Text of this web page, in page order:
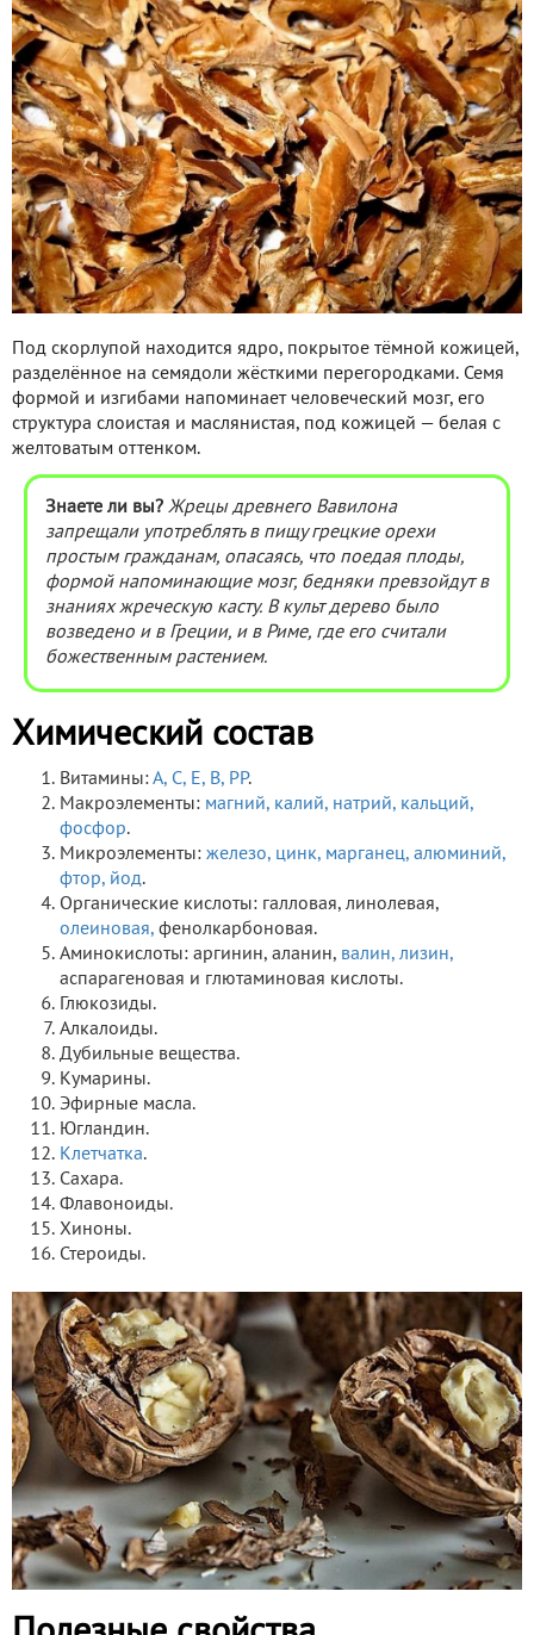
Под скорлупой находится ядро, покрытое тёмной кожицей,
разделённое на семядоли жёсткими перегородками. Семя
формой и изгибами напоминает человеческий мозг, его
структура слоистая и маслянистая, под кожицей — белая с
желтоватым оттенком.
Знаете ли вы? Жрецы древнего Вавилона
запрещали употреблять в пищу грецкие орехи
простым гражданам, опасаясь, что поедая плоды,
формой напоминающие мозг, бедняки превзойдут в
знаниях жреческую касту. В культ дерево было
возведено и в Греции, и в Риме, где его считали
божественным растением.
Химический состав
Витамины: А, С, Е, В, РР.
Макроэлементы: магний, калий, натрий, кальций,
фосфор.
Микроэлементы: железо, цинк, марганец, алюминий,
фтор, йод.
Органические кислоты: галловая, линолевая,
олеиновая, фенолкарбоновая.
Аминокислоты: аргинин, аланин, валин, лизин,
аспарагеновая и глютаминовая кислоты.
Глюкозиды.
Алкалоиды.
Дубильные вещества.
Кумарины.
Эфирные масла.
Югландин.
Клетчатка.
Сахара.
Флавоноиды.
Хиноны.
Стероиды.